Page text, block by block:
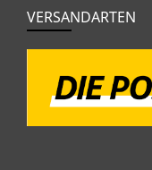
VERSANDARTEN